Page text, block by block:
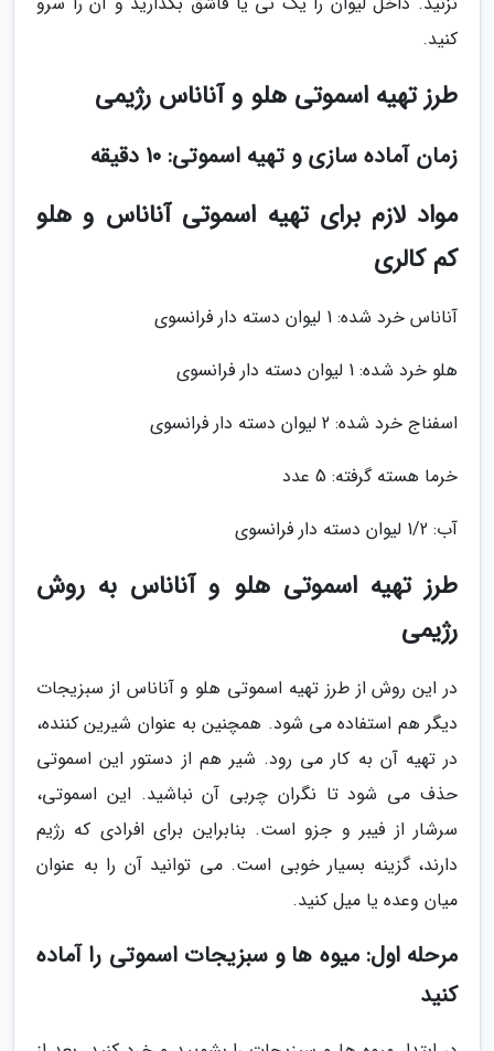
کنید.
طرز تهیه اسموتی هلو و آناناس رژیمی
زمان آماده سازی و تهیه اسموتی: 10 دقیقه
مواد لازم برای تهیه اسموتی آناناس و هلو
کم کالری
آناناس خرد شده: 1 لیوان دسته دار فرانسوی
هلو خرد شده: 1 لیوان دسته دار فرانسوی
اسفناج خرد شده: 2 لیوان دسته دار فرانسوی
خرما هسته گرفته: 5 عدد
آب: 1/2 لیوان دسته دار فرانسوی
طرز تهیه اسموتی هلو و آناناس به روش
رژیمی
در این روش از طرز تهیه اسموتی هلو و آناناس از سبزیجات
دیگر هم استفاده می شود. همچنین به عنوان شیرین کننده،
در تهیه آن به کار می رود. شیر هم از دستور این اسموتی
حذف می شود تا نگران چربی آن نباشید. این اسموتی،
سرشار از فیبر و جزو است. بنابراین برای افرادی که رژیم
دارند، گزینه بسیار خوبی است. می توانید آن را به عنوان
میان وعده یا میل کنید.
مرحله اول: میوه ها و سبزیجات اسموتی را آماده
کنید